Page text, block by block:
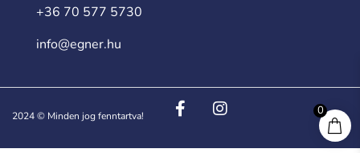
0
+36 70 577 5730
info@egner.hu
2024 © Minden jog fenntartva!